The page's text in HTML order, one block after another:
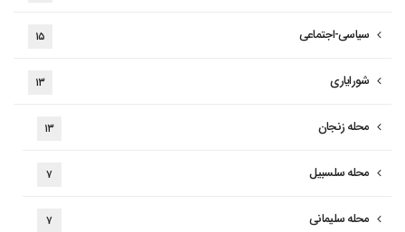
سیاسی-اجتماعی ۱۵
شورایاری ۱۳
محله زنجان ۱۳
محله سلسبیل ۷
محله سلیمانی ۷